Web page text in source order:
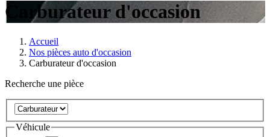
Carburateur d'occasion
Accueil
Nos pièces auto d'occasion
Carburateur d'occasion
Recherche une pièce
Véhicule